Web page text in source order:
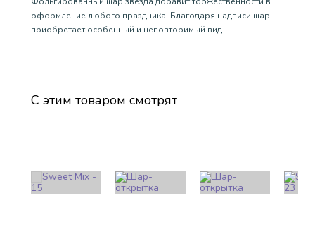
оформление любого праздника. Благодаря надписи шар
приобретает особенный и неповторимый вид.
С этим товаром смотрят